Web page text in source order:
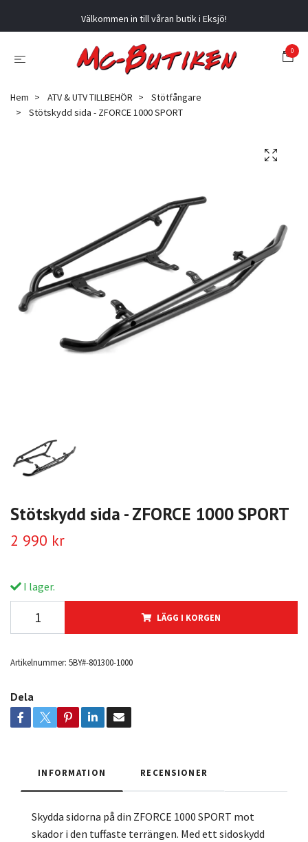
Välkommen in till våran butik i Eksjö!
0
Hem ATV & UTV TILLBEHÖR
Stötfångare
Stötskydd sida - ZFORCE 1000 SPORT
Stötskydd sida - ZFORCE 1000 SPORT
2 990 kr
I lager.
LÄGG I KORGEN
Artikelnummer: 5BY#-801300-1000
Dela
INFORMATION RECENSIONER
Skydda sidorna på din ZFORCE 1000 SPORT mot
skador i den tuffaste terrängen. Med ett sidoskydd